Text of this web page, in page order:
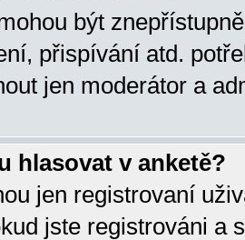
být
přispívání atd.
jen moderátor a
hlasovat v anketě?
jen registrovaní
jste registrováni a